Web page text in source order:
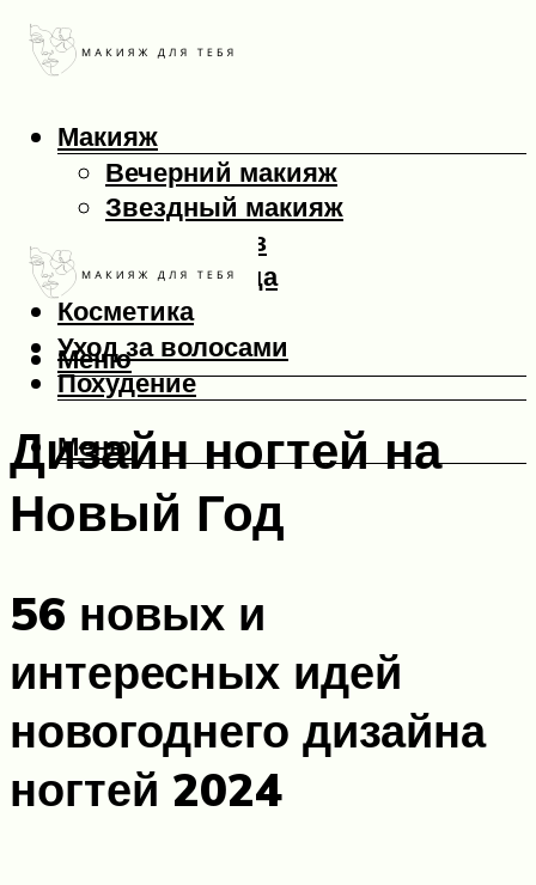
Макияж
Вечерний макияж
Звездный макияж
Макияж глаз
Макияж лица
Косметика
Уход за волосами
Похудение
Меню
Меню
Дизайн ногтей на
Новый Год
56 новых и
интересных идей
новогоднего дизайна
ногтей 2024